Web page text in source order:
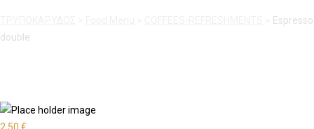
Espresso
double
2.50 €